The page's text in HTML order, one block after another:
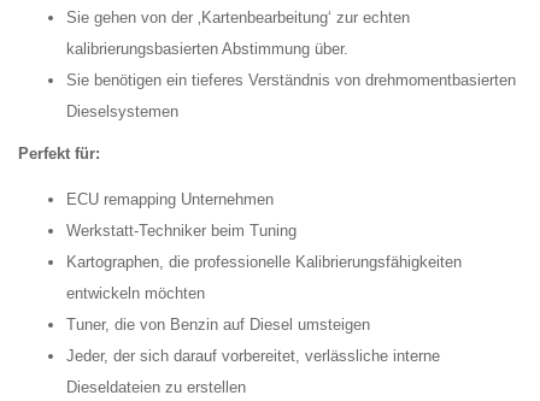
Sie gehen von der ‚Kartenbearbeitung‘ zur echten
kalibrierungsbasierten Abstimmung über.
Sie benötigen ein tieferes Verständnis von drehmomentbasierten
Dieselsystemen
Perfekt für:
ECU remapping Unternehmen
Werkstatt-Techniker beim Tuning
Kartographen, die professionelle Kalibrierungsfähigkeiten
entwickeln möchten
Tuner, die von Benzin auf Diesel umsteigen
Jeder, der sich darauf vorbereitet, verlässliche interne
Dieseldateien zu erstellen